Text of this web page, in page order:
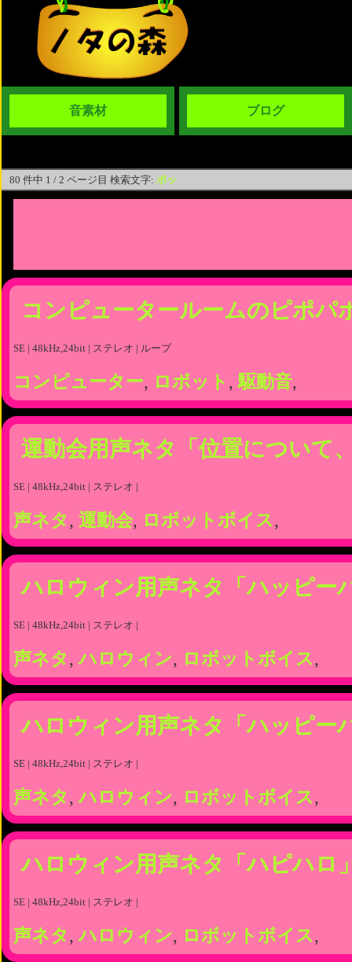
音素材 ブログ
80 件中 1 / 2 ページ目 検索文字: ボッ
コンピュータールームのピポパ
SE | 48kHz,24bit | ステレオ | ループ
コンピューター, ロボット ,駆動音,
運動会用声ネタ「位置について
SE | 48kHz,24bit | ステレオ |
声ネタ , 運動会, ロボットボイス,
ハロウィン用声ネタ「ハッピー
SE | 48kHz,24bit | ステレオ |
声ネタ ,ハロウィン, ロボットボイス,
ハロウィン用声ネタ「ハッピー
SE | 48kHz,24bit | ステレオ |
声ネタ ,ハロウィン, ロボットボイス,
ハロウィン用声ネタ「ハピハロ
SE | 48kHz,24bit | ステレオ |
声ネタ ,ハロウィン, ロボットボイス,